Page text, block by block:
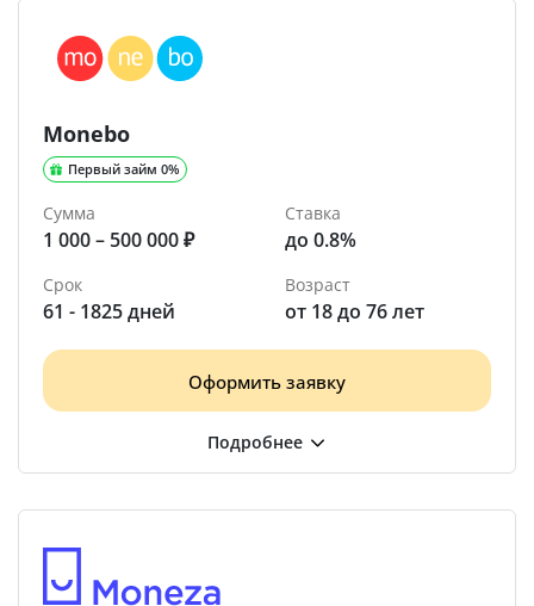
Monebo
Первый займ 0%
Сумма
1 000 – 500 000 ₽
Ставка
до 0.8%
Срок
61 - 1825 дней
Возраст
от 18 до 76 лет
Оформить заявку